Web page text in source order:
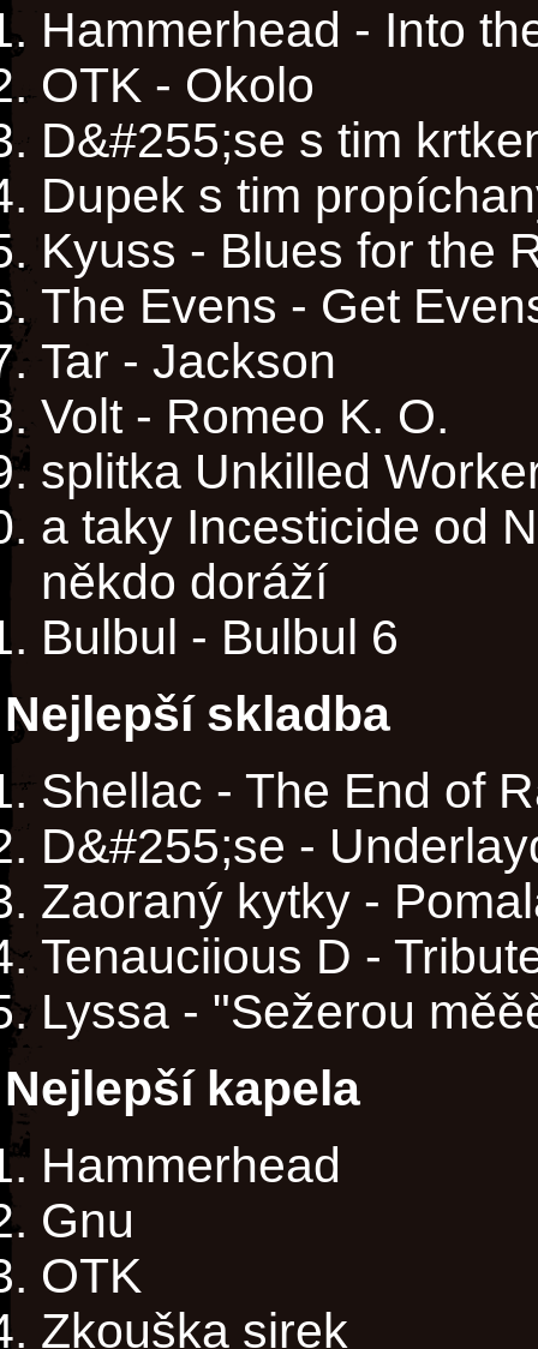
Hammerhead - Into
OTK - Okolo
D&#255;se s tim
Dupek s tim
Kyuss - Blues for the
The Evens - Get
Tar - Jackson
Volt - Romeo K. O.
splitka Unkilled
a taky Incesticide od
někdo doráží
Bulbul - Bulbul 6
Nejlepší skladba
Shellac - The End of
D&#255;se -
Zaoraný kytky -
Tenauciious D -
Lyssa - "Sežerou
Nejlepší kapela
Hammerhead
Gnu
OTK
Zkouška sirek